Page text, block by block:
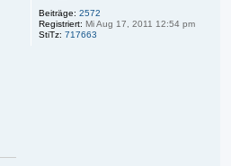
Beiträge: 2572
Registriert: Mi Aug 17, 2011 12:54 pm
StiTz: 717663